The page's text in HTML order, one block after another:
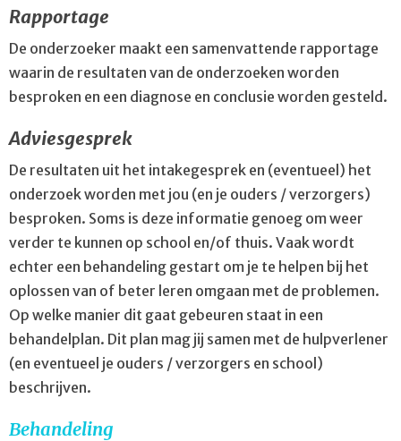
Rapportage
De onderzoeker maakt een samenvattende rapportage
waarin de resultaten van de onderzoeken worden
besproken en een diagnose en conclusie worden gesteld.
Adviesgesprek
De resultaten uit het intakegesprek en (eventueel) het
onderzoek worden met jou (en je ouders / verzorgers)
besproken. Soms is deze informatie genoeg om weer
verder te kunnen op school en/of thuis. Vaak wordt
echter een behandeling gestart om je te helpen bij het
oplossen van of beter leren omgaan met de problemen.
Op welke manier dit gaat gebeuren staat in een
behandelplan. Dit plan mag jij samen met de hulpverlener
(en eventueel je ouders / verzorgers en school)
beschrijven.
Behandeling